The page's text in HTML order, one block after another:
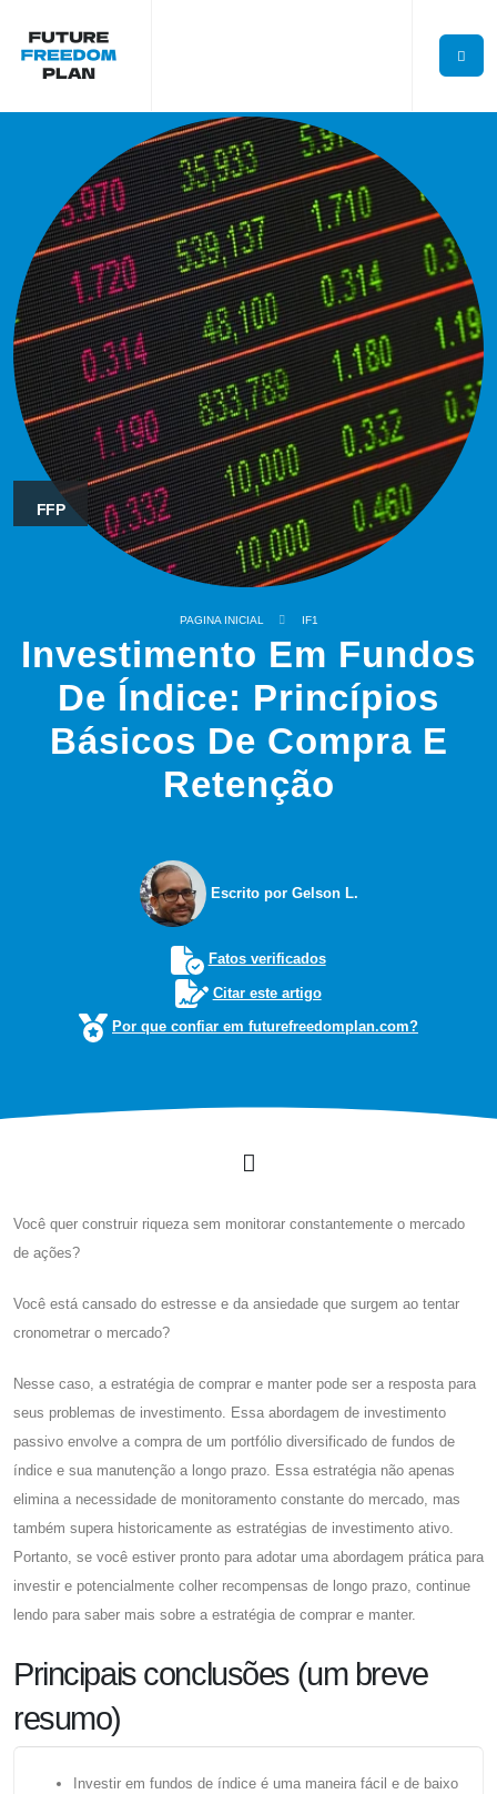
FFP
PAGINA INICIAL IF1
Investimento Em Fundos
De Índice: Princípios
Básicos De Compra E
Retenção
Escrito por Gelson L.
Fatos verificados
Citar este artigo
Por que confiar em futurefreedomplan.com?
Você quer construir riqueza sem monitorar constantemente o mercado
de ações?
Você está cansado do estresse e da ansiedade que surgem ao tentar
cronometrar o mercado?
Nesse caso, a estratégia de comprar e manter pode ser a resposta para
seus problemas de investimento. Essa abordagem de investimento
passivo envolve a compra de um portfólio diversificado de fundos de
índice e sua manutenção a longo prazo. Essa estratégia não apenas
elimina a necessidade de monitoramento constante do mercado, mas
também supera historicamente as estratégias de investimento ativo.
Portanto, se você estiver pronto para adotar uma abordagem prática para
investir e potencialmente colher recompensas de longo prazo, continue
lendo para saber mais sobre a estratégia de comprar e manter.
Principais conclusões (um breve
resumo)
Investir em fundos de índice é uma maneira fácil e de baixo